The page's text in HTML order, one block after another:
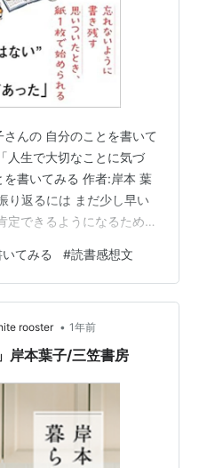
んの 自分のことを書いて
人生で大切なことに気づ
を書いてみる 作者:岸本 葉
り返るには まだ少し早い
定できるようになるために
のは 自分語りは すべて自
いうこと 確かに それを
り 言い回しなり 気をつ
を読みながら その昔 小
感想文を書いたことを…
てみる #読書感想文
rooster • 1年前
岸本葉子/三笠書房